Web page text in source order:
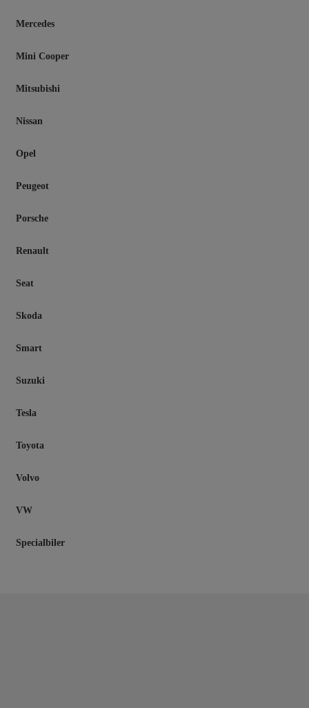
Mercedes
Mini Cooper
Mitsubishi
Nissan
Opel
Peugeot
Porsche
Renault
Seat
Skoda
Smart
Suzuki
Tesla
Toyota
Volvo
VW
Specialbiler